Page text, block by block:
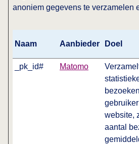
anoniem gegevens te verzamelen
Naam Aanbieder Doel
_pk_id#
Matomo
website,
aantal